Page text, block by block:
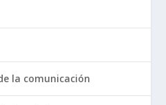
la comunicación